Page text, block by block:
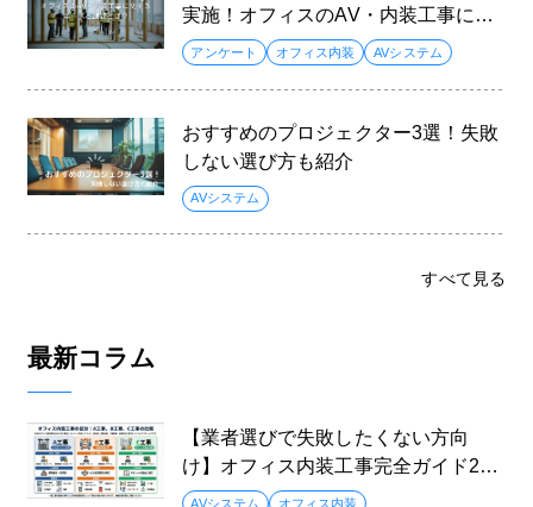
実施！オフィスのAV・内装工事に関
するニーズと課題とは？
アンケート オフィス内装 AVシステム
おすすめのプロジェクター3選！失敗
しない選び方も紹介
AVシステム
すべて見る
最新コラム
【業者選びで失敗したくない方向
け】オフィス内装工事完全ガイド202
6AVシステム オフィス内装